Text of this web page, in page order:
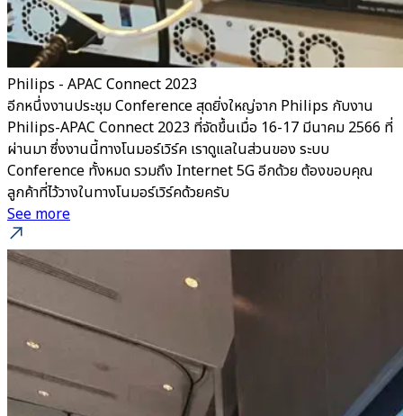
Philips - APAC Connect 2023
อีกหนึ่งงานประชุม Conference สุดยิ่งใหญ่จาก Philips กับงาน
Philips-APAC Connect 2023 ที่จัดขึ้นเมื่อ 16-17 มีนาคม 2566 ที่
ผ่านมา ซึ่งงานนี้ทางโนมอร์เวิร์ค เราดูแลในส่วนของ ระบบ
Conference ทั้งหมด รวมถึง Internet 5G อีกด้วย ต้องขอบคุณ
ลูกค้าที่ไว้วางในทางโนมอร์เวิร์คด้วยครับ
See more